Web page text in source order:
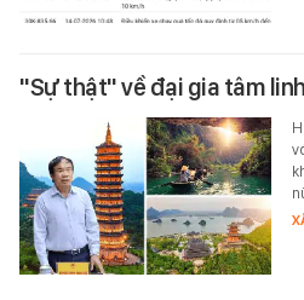
"Sự thật" về đại gia tâm